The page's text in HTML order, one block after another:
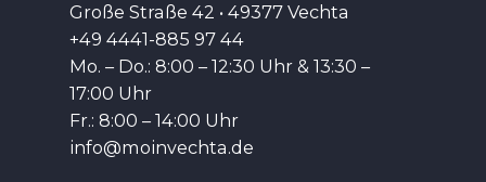
Große Straße 42 • 49377 Vechta
+49 4441-885 97 44
Mo. – Do.: 8:00 – 12:30 Uhr & 13:30 –
17:00 Uhr
Fr.: 8:00 – 14:00 Uhr
info@moinvechta.de